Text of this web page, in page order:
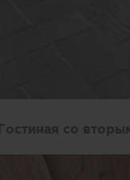
Гостиная со